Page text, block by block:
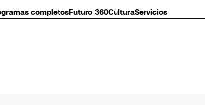
completosFuturo 360CulturaServicios